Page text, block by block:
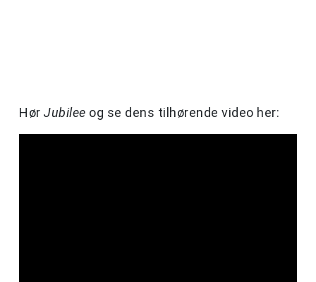
Hør Jubilee og se dens tilhørende video her: